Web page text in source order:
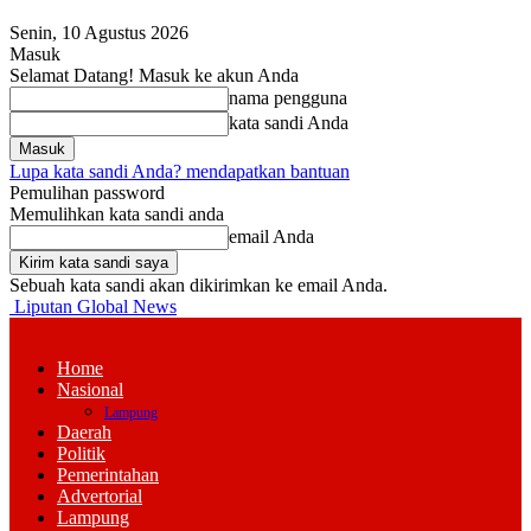
Senin, 10 Agustus 2026
Masuk
Selamat Datang! Masuk ke akun Anda
nama pengguna
kata sandi Anda
Lupa kata sandi Anda? mendapatkan bantuan
Pemulihan password
Memulihkan kata sandi anda
email Anda
Sebuah kata sandi akan dikirimkan ke email Anda.
Liputan Global News
Home
Nasional
Lampung
Daerah
Politik
Pemerintahan
Advertorial
Lampung